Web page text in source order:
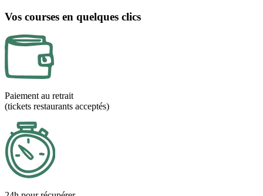
Vos courses en quelques clics
Paiement au retrait
(tickets restaurants acceptés)